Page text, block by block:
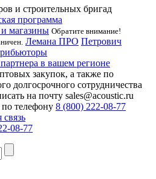
и строительных бригад
программа
магазины Обратите внимание!
Лемана ПРО Петрович
в вашем регионе
закупок, а также по
долгосрочного сотрудничества
на почту sales@acoustic.ru
телефону 8 (800) 222-08-77
связь
08-77